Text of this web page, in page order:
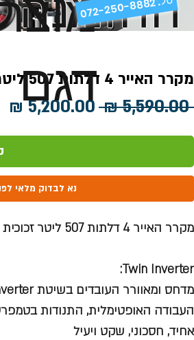
דגם
מקרר האייר 4 דלתות 507 ליטר זכוכית שחורה HRF-5800FB
‏5,590.00 ‏₪
מחיר
רגיל
נא לבדוק מלאי לפני
מקרר האייר 4 דלתות 507 ליטר זכוכית שחורה HRF-5800FB
Twin Inverter:
העבודה האופטימלית, התנודות
אחיד, חסכוני, שקט ויעיל
072-250-8882 .